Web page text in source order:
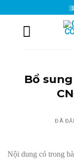
đến
Bổ
ĐÃ
Nội dung có trong